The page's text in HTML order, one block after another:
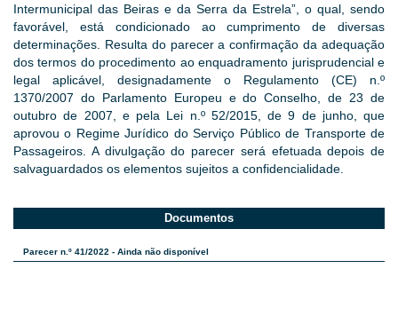
Intermunicipal das Beiras e da Serra da Estrela”, o qual, sendo
favorável, está condicionado ao cumprimento de diversas
determinações. Resulta do parecer a confirmação da adequação
dos termos do procedimento ao enquadramento jurisprudencial e
legal aplicável, designadamente o Regulamento (CE) n.º
1370/2007 do Parlamento Europeu e do Conselho, de 23 de
outubro de 2007, e pela Lei n.º 52/2015, de 9 de junho, que
aprovou o Regime Jurídico do Serviço Público de Transporte de
Passageiros. A divulgação do parecer será efetuada depois de
salvaguardados os elementos sujeitos a confidencialidade.
Documentos
Parecer n.º 41/2022 - Ainda não disponível